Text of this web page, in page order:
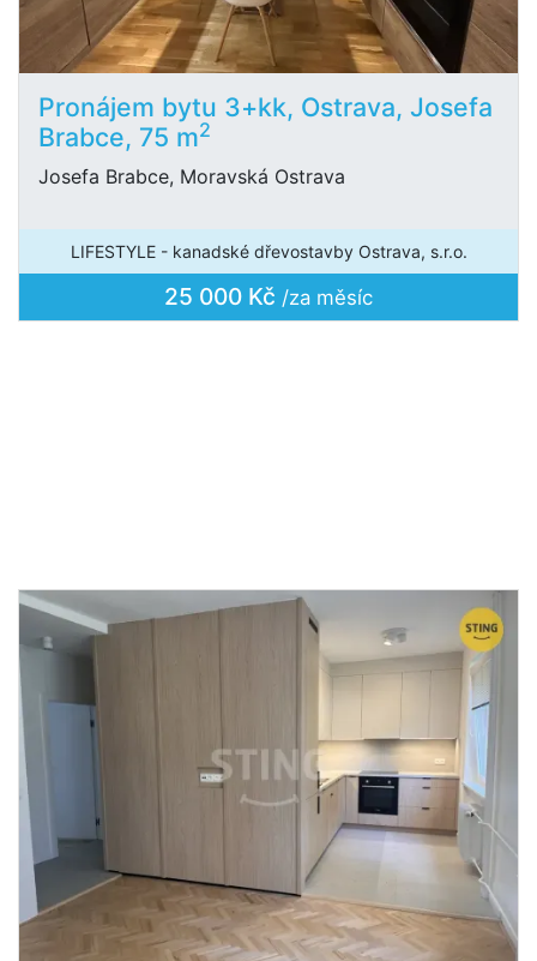
Pronájem bytu 3+kk, Ostrava, Josefa
Brabce, 75 m2
Josefa Brabce, Moravská Ostrava
LIFESTYLE - kanadské dřevostavby Ostrava, s.r.o.
25 000 Kč /za měsíc